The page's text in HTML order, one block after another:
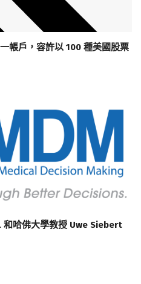
帳戶，容許以 100 種美國股票
和哈佛大學教授 Uwe Siebert